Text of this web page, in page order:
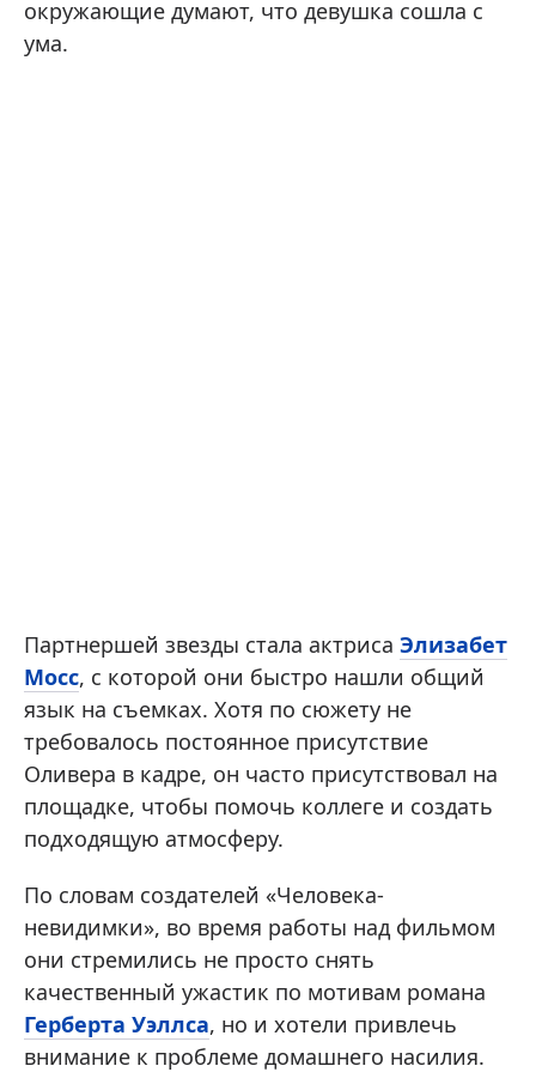
окружающие думают, что девушка сошла с
ума.
Партнершей звезды стала актриса Элизабет
Мосс, с которой они быстро нашли общий
язык на съемках. Хотя по сюжету не
требовалось постоянное присутствие
Оливера в кадре, он часто присутствовал на
площадке, чтобы помочь коллеге и создать
подходящую атмосферу.
По словам создателей «Человека-
невидимки», во время работы над фильмом
они стремились не просто снять
качественный ужастик по мотивам романа
Герберта Уэллса, но и хотели привлечь
внимание к проблеме домашнего насилия.